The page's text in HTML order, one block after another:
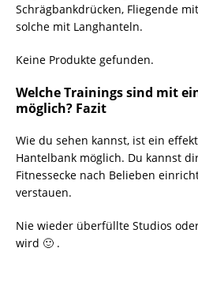
Schrägbankdrücken, Fliegende
solche mit Langhanteln.
Keine Produkte gefunden.
Welche Trainings sind mit
möglich? Fazit
Wie du sehen kannst, ist ein
Hantelbank möglich. Du kannst
Fitnessecke nach Belieben
verstauen.
Nie wieder überfüllte Studios
wird 🙂 .